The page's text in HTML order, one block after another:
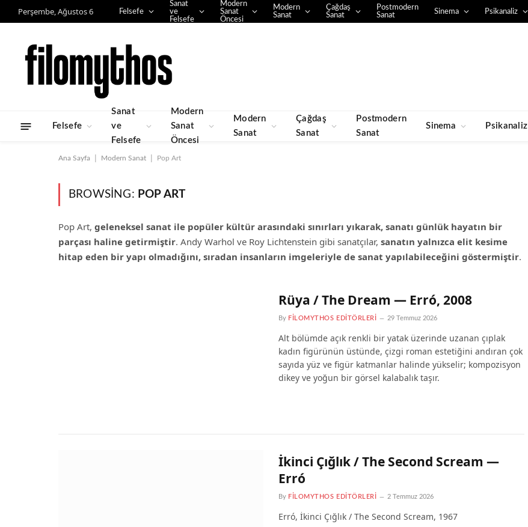
Perşembe, Ağustos 6 Felsefe
Sanat
ve
Felsefe
Modern
Sanat
Öncesi
Modern
Sanat
Çağdaş
Sanat
Postmodern
Sanat
Sinema Psikanaliz
Felsefe
Sanat
ve
Felsefe
Modern
Sanat
Öncesi
Modern
Sanat
Çağdaş
Sanat
Postmodern
Sanat
Sinema Psikanaliz
Ana Sayfa Modern Sanat Pop Art
BROWSING: POP ART
Pop Art, geleneksel sanat ile popüler kültür arasındaki sınırları yıkarak, sanatı günlük hayatın bir
parçası haline getirmiştir. Andy Warhol ve Roy Lichtenstein gibi sanatçılar, sanatın yalnızca elit kesime
hitap eden bir yapı olmadığını, sıradan insanların imgeleriyle de sanat yapılabileceğini göstermiştir.
Rüya / The Dream — Erró, 2008
By FILOMYTHOS EDITÖRLERI 29 Temmuz 2026
Alt bölümde açık renkli bir yatak üzerinde uzanan çıplak
kadın figürünün üstünde, çizgi roman estetiğini andıran çok
sayıda yüz ve figür katmanlar halinde yükselir; kompozisyon
dikey ve yoğun bir görsel kalabalık taşır.
İkinci Çığlık / The Second Scream —
Erró
By FILOMYTHOS EDITÖRLERI 2 Temmuz 2026
Erró, İkinci Çığlık / The Second Scream, 1967